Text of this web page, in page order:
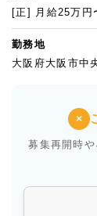
[正] 月給25万円
勤務地
大阪府大阪市中
×
募集再開時や